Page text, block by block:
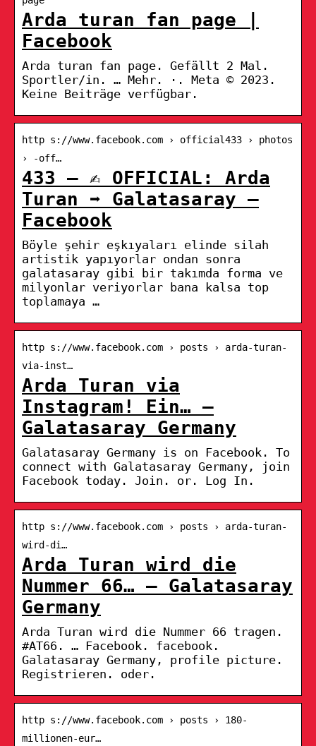
Arda turan fan page |
Facebook
Arda turan fan page. Gefällt 2 Mal.
Sportler/in. … Mehr. ·. Meta © 2023.
Keine Beiträge verfügbar.
http s://www.facebook.com › official433 › photos
› ️-off…
433 – ✍️ OFFICIAL: Arda
Turan ➡️ Galatasaray –
Facebook
Böyle şehir eşkıyaları elinde silah
artistik yapıyorlar ondan sonra
galatasaray gibi bir takımda forma ve
milyonlar veriyorlar bana kalsa top
toplamaya …
http s://www.facebook.com › posts › arda-turan-
via-inst…
Arda Turan via
Instagram! Ein… –
Galatasaray Germany
Galatasaray Germany is on Facebook. To
connect with Galatasaray Germany, join
Facebook today. Join. or. Log In.
http s://www.facebook.com › posts › arda-turan-
wird-di…
Arda Turan wird die
Nummer 66… – Galatasaray
Germany
Arda Turan wird die Nummer 66 tragen.
#AT66. … Facebook. facebook.
Galatasaray Germany, profile picture.
Registrieren. oder.
http s://www.facebook.com › posts › 180-
millionen-eur…